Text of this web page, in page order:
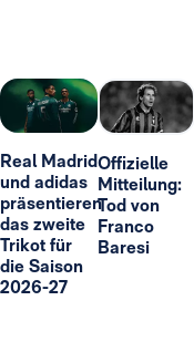
Real Madrid
und adidas
präsentieren
das zweite
Trikot für
die Saison
2026-27
Offizielle
Mitteilung:
Tod von
Franco
Baresi